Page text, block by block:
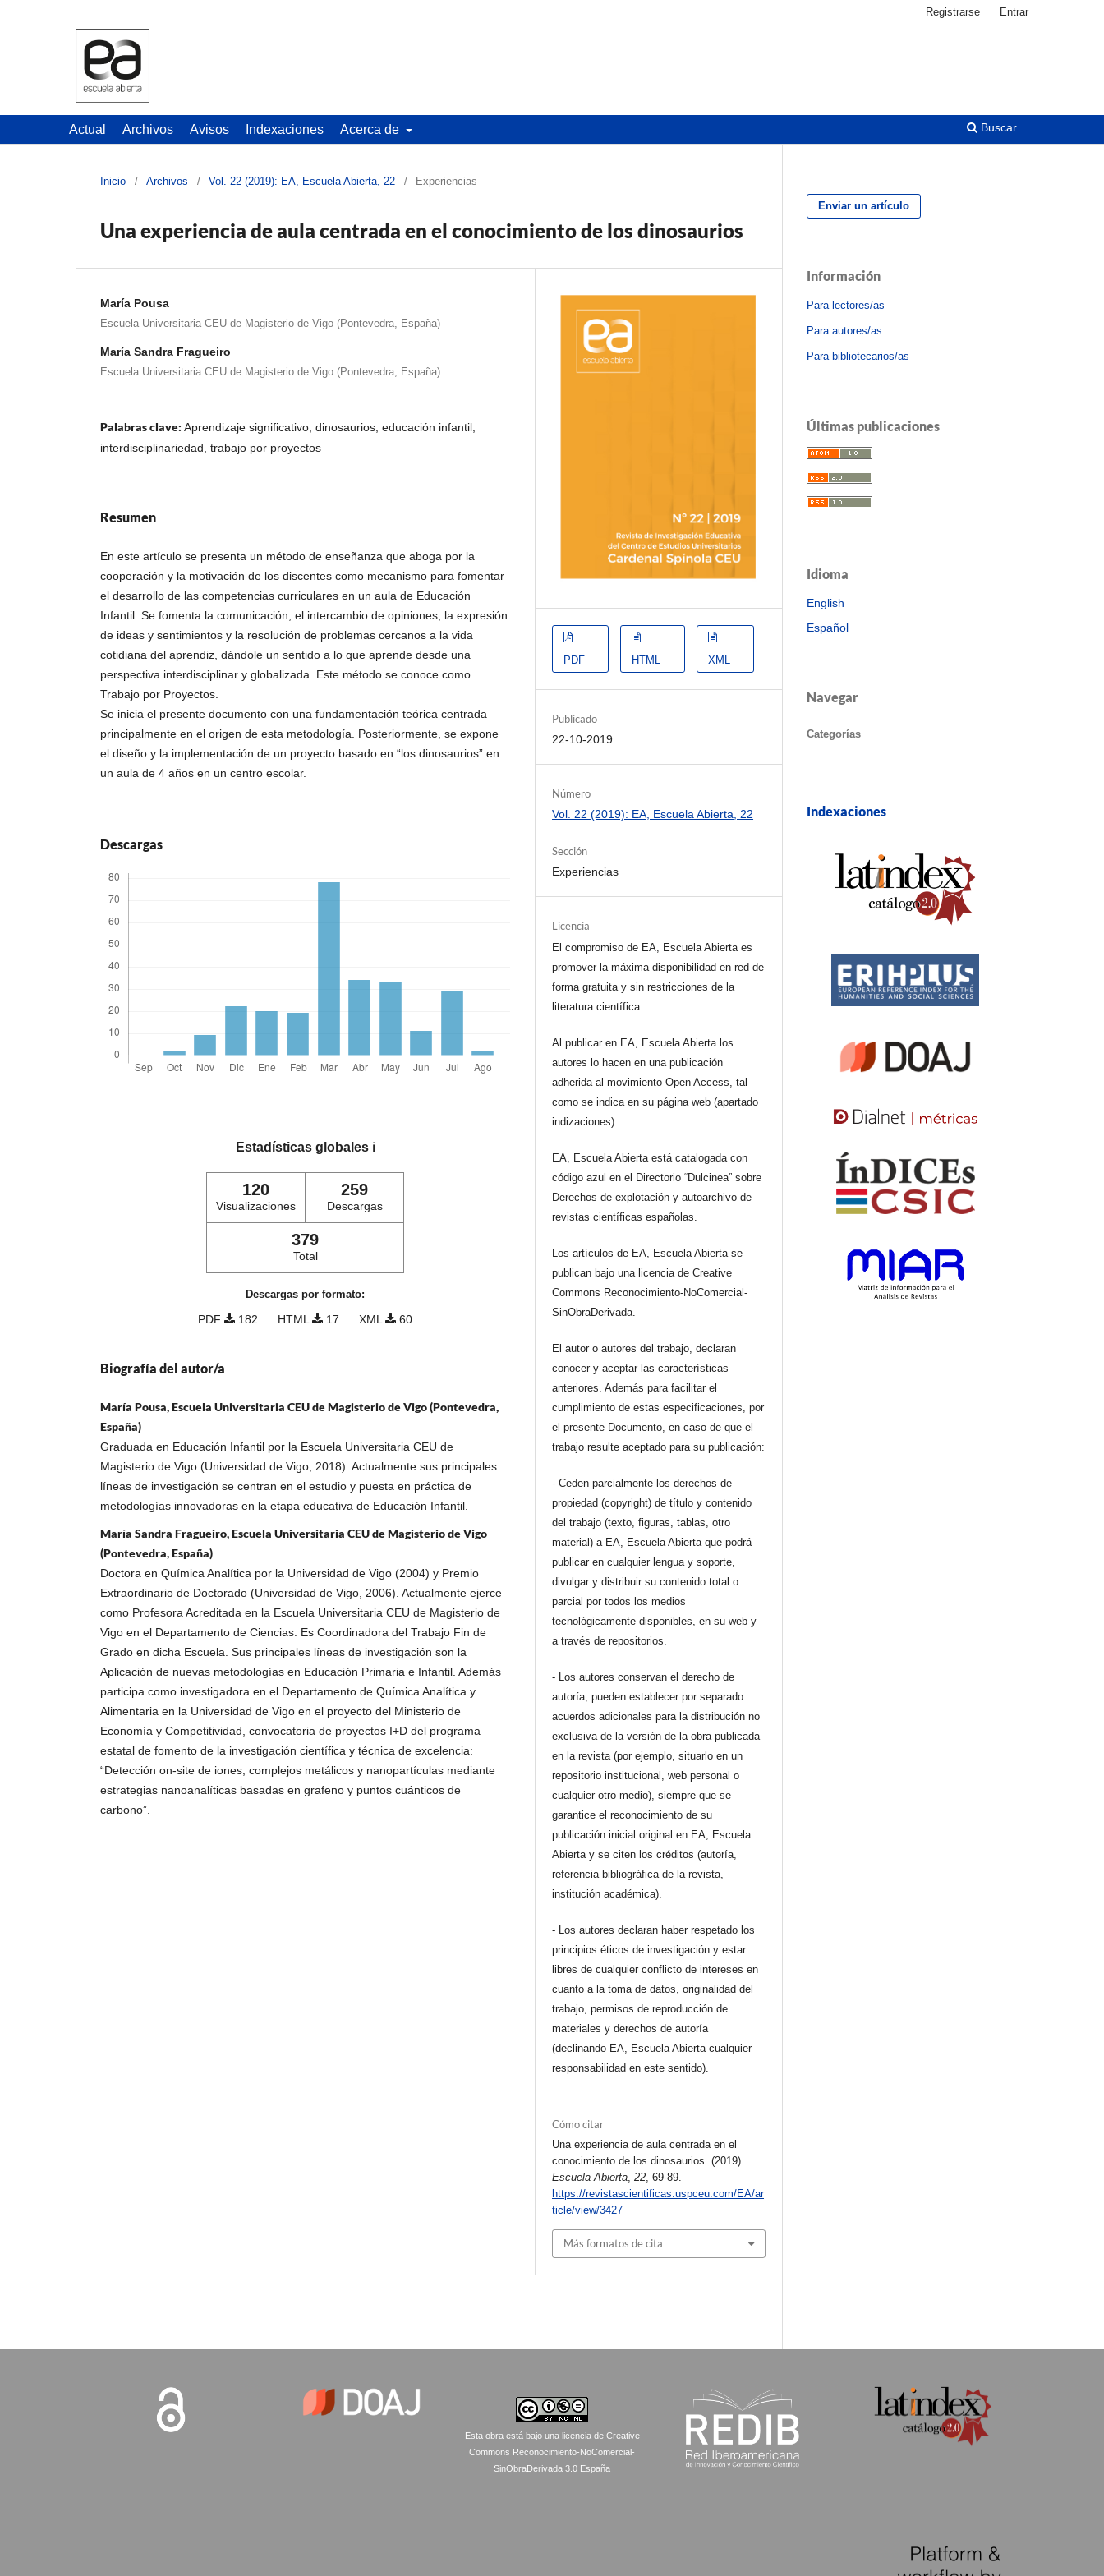
Actual Archivos Avisos Indexaciones Acerca de Buscar
Registrarse Entrar
Inicio / Archivos / Vol. 22 (2019): EA, Escuela Abierta, 22 / Experiencias
Una experiencia de aula centrada en el conocimiento de los dinosaurios
María Pousa
Escuela Universitaria CEU de Magisterio de Vigo (Pontevedra, España)
María Sandra Fragueiro
Escuela Universitaria CEU de Magisterio de Vigo (Pontevedra, España)
Palabras clave: Aprendizaje significativo, dinosaurios, educación infantil,
interdisciplinariedad, trabajo por proyectos
Resumen
En este artículo se presenta un método de enseñanza que aboga por la
cooperación y la motivación de los discentes como mecanismo para fomentar
el desarrollo de las competencias curriculares en un aula de Educación
Infantil. Se fomenta la comunicación, el intercambio de opiniones, la expresión
de ideas y sentimientos y la resolución de problemas cercanos a la vida
cotidiana del aprendiz, dándole un sentido a lo que aprende desde una
perspectiva interdisciplinar y globalizada. Este método se conoce como
Trabajo por Proyectos.
Se inicia el presente documento con una fundamentación teórica centrada
principalmente en el origen de esta metodología. Posteriormente, se expone
el diseño y la implementación de un proyecto basado en “los dinosaurios” en
un aula de 4 años en un centro escolar.
Descargas
Estadísticas globales ℹ️
120
Visualizaciones
259
Descargas
379
Total
Descargas por formato:
PDF 182 HTML 17 XML 60
Biografía del autor/a
María Pousa, Escuela Universitaria CEU de Magisterio de Vigo (Pontevedra,
España)
Graduada en Educación Infantil por la Escuela Universitaria CEU de
Magisterio de Vigo (Universidad de Vigo, 2018). Actualmente sus principales
líneas de investigación se centran en el estudio y puesta en práctica de
metodologías innovadoras en la etapa educativa de Educación Infantil.
María Sandra Fragueiro, Escuela Universitaria CEU de Magisterio de Vigo
(Pontevedra, España)
Doctora en Química Analítica por la Universidad de Vigo (2004) y Premio
Extraordinario de Doctorado (Universidad de Vigo, 2006). Actualmente ejerce
como Profesora Acreditada en la Escuela Universitaria CEU de Magisterio de
Vigo en el Departamento de Ciencias. Es Coordinadora del Trabajo Fin de
Grado en dicha Escuela. Sus principales líneas de investigación son la
Aplicación de nuevas metodologías en Educación Primaria e Infantil. Además
participa como investigadora en el Departamento de Química Analítica y
Alimentaria en la Universidad de Vigo en el proyecto del Ministerio de
Economía y Competitividad, convocatoria de proyectos I+D del programa
estatal de fomento de la investigación científica y técnica de excelencia:
“Detección on-site de iones, complejos metálicos y nanopartículas mediante
estrategias nanoanalíticas basadas en grafeno y puntos cuánticos de
carbono”.
PDF HTML XML
Publicado
22-10-2019
Número
Vol. 22 (2019): EA, Escuela Abierta, 22
Sección
Experiencias
Licencia
El compromiso de EA, Escuela Abierta es
promover la máxima disponibilidad en red de
forma gratuita y sin restricciones de la
literatura científica.
Al publicar en EA, Escuela Abierta los
autores lo hacen en una publicación
adherida al movimiento Open Access, tal
como se indica en su página web (apartado
indizaciones).
EA, Escuela Abierta está catalogada con
código azul en el Directorio “Dulcinea” sobre
Derechos de explotación y autoarchivo de
revistas científicas españolas.
Los artículos de EA, Escuela Abierta se
publican bajo una licencia de Creative
Commons Reconocimiento-NoComercial-
SinObraDerivada.
El autor o autores del trabajo, declaran
conocer y aceptar las características
anteriores. Además para facilitar el
cumplimiento de estas especificaciones, por
el presente Documento, en caso de que el
trabajo resulte aceptado para su publicación:
- Ceden parcialmente los derechos de
propiedad (copyright) de título y contenido
del trabajo (texto, figuras, tablas, otro
material) a EA, Escuela Abierta que podrá
publicar en cualquier lengua y soporte,
divulgar y distribuir su contenido total o
parcial por todos los medios
tecnológicamente disponibles, en su web y
a través de repositorios.
- Los autores conservan el derecho de
autoría, pueden establecer por separado
acuerdos adicionales para la distribución no
exclusiva de la versión de la obra publicada
en la revista (por ejemplo, situarlo en un
repositorio institucional, web personal o
cualquier otro medio), siempre que se
garantice el reconocimiento de su
publicación inicial original en EA, Escuela
Abierta y se citen los créditos (autoría,
referencia bibliográfica de la revista,
institución académica).
- Los autores declaran haber respetado los
principios éticos de investigación y estar
libres de cualquier conflicto de intereses en
cuanto a la toma de datos, originalidad del
trabajo, permisos de reproducción de
materiales y derechos de autoría
(declinando EA, Escuela Abierta cualquier
responsabilidad en este sentido).
Cómo citar
Una experiencia de aula centrada en el
conocimiento de los dinosaurios. (2019).
Escuela Abierta,22, 69-89.
https://revistascientificas.uspceu.com/EA/ar
ticle/view/3427
Más formatos de cita
Enviar un artículo
Información
Para lectores/as
Para autores/as
Para bibliotecarios/as
Últimas publicaciones
Idioma
English
Español
Navegar
Categorías
Indexaciones
Esta obra está bajo una licencia de Creative
Commons Reconocimiento-NoComercial-
SinObraDerivada 3.0 España